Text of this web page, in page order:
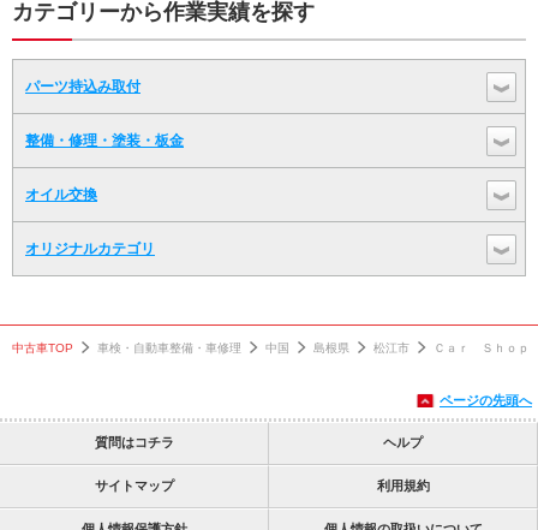
カテゴリーから作業実績を探す
パーツ持込み取付
整備・修理・塗装・板金
オイル交換
オリジナルカテゴリ
中古車TOP 車検・自動車整備・車修理 中国 島根県 松江市 Ｃａｒ Ｓｈｏｐ
ページの先頭へ
質問はコチラ ヘルプ
サイトマップ 利用規約